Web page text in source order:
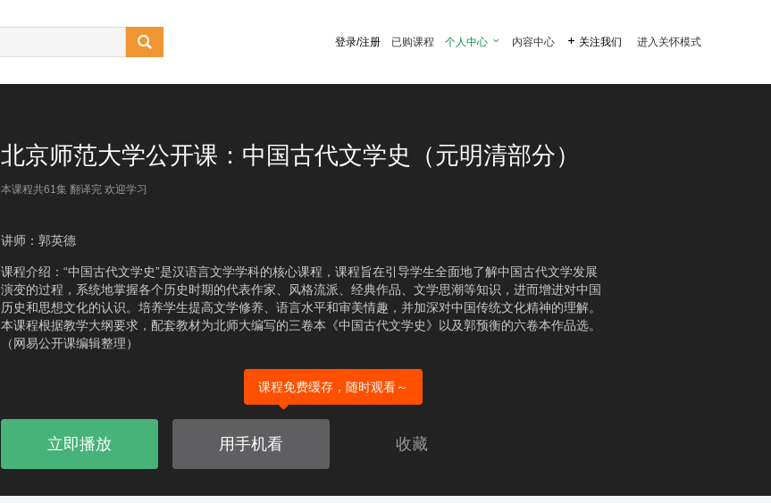
 登录/注册 已购课程 个人中心  内容中心  关注我们 进入关怀模式
北京师范大学公开课：中国古代文学史（元明清部分）
本课程共61集 翻译完 欢迎学习
讲师：郭英德
课程介绍：“中国古代文学史”是汉语言文学学科的核心课程，课程旨在引导学生全面地了解中国古代文学发展
演变的过程，系统地掌握各个历史时期的代表作家、风格流派、经典作品、文学思潮等知识，进而增进对中国
历史和思想文化的认识。培养学生提高文学修养、语言水平和审美情趣，并加深对中国传统文化精神的理解。
本课程根据教学大纲要求，配套教材为北师大编写的三卷本《中国古代文学史》以及郭预衡的六卷本作品选。
（网易公开课编辑整理）
立即播放 用手机看
课程免费缓存，随时观看～
收藏